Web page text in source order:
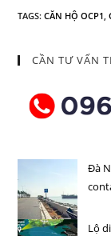
TAGS:CĂN HỘ OCP1
CẦN TƯ VẤN
Đà
Lộ